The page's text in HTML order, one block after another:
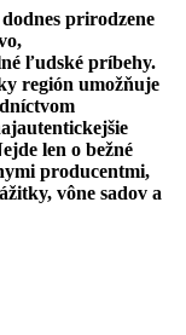
prirodzene
ľudské príbehy.
región umožňuje
len o bežné
producentmi,
vône sadov a